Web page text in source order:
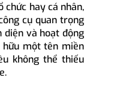
chức hay cá nhân,
cụ quan trọng
diện và hoạt động
hữu một tên miền
không thể thiếu